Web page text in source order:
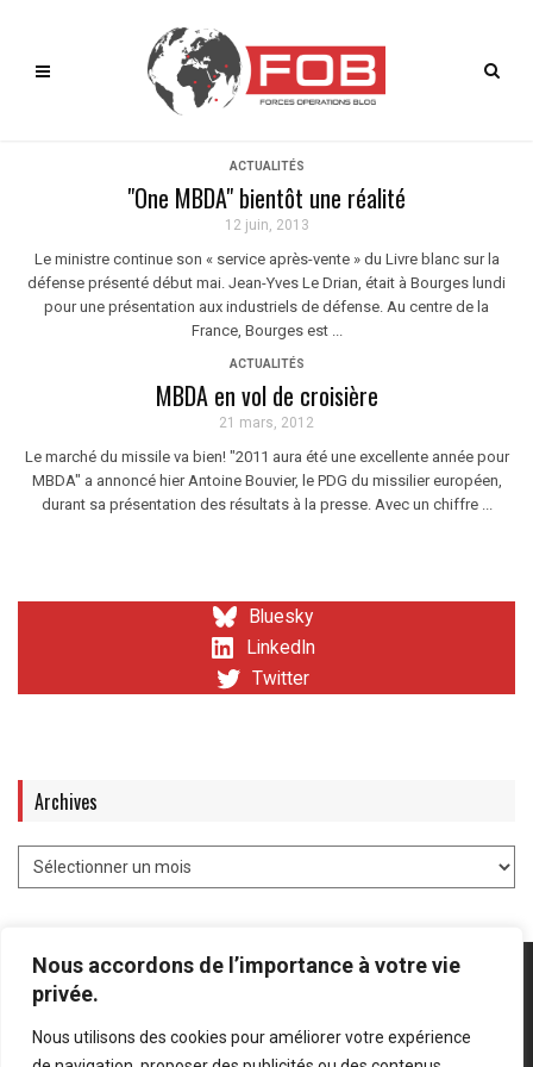
Nous accordons de l’importance à votre vie
privée.
Nous utilisons des cookies pour améliorer votre expérience
ACTUALITÉS
"One MBDA" bientôt une réalité
12 juin, 2013
Le ministre continue son « service après-vente » du Livre blanc sur la
défense présenté début mai. Jean-Yves Le Drian, était à Bourges lundi
pour une présentation aux industriels de défense. Au centre de la
France, Bourges est ...
ACTUALITÉS
MBDA en vol de croisière
21 mars, 2012
Le marché du missile va bien! "2011 aura été une excellente année pour
MBDA" a annoncé hier Antoine Bouvier, le PDG du missilier européen,
durant sa présentation des résultats à la presse. Avec un chiffre ...
Bluesky
LinkedIn
Twitter
Archives
Mentions légales Politique de confidentialité